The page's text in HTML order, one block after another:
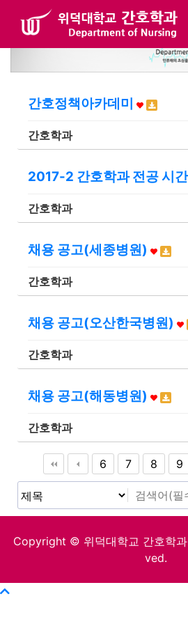
간호정책아카데미
간호학과
2017-2 간호학과 전공 시
간호학과
채용 공고(세종병원)
간호학과
채용 공고(오산한국병원)
간호학과
채용 공고(해동병원)
간호학과
6 7 8 9
Copyright © 위덕대학교 간호학
ved.